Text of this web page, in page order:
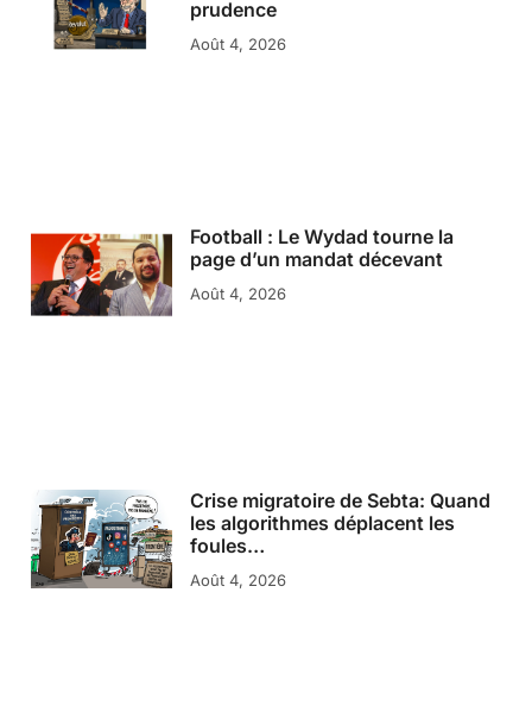
prudence
Août 4, 2026
Football : Le Wydad tourne la
page d’un mandat décevant
Août 4, 2026
Crise migratoire de Sebta: Quand
les algorithmes déplacent les
foules…
Août 4, 2026